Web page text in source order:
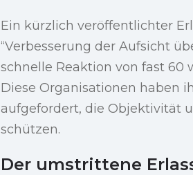
Ein kürzlich veröffentlichter
“Verbesserung der Aufsicht
schnelle Reaktion von fast 60
Diese Organisationen haben
aufgefordert, die Objektivität
schützen.
Der umstrittene